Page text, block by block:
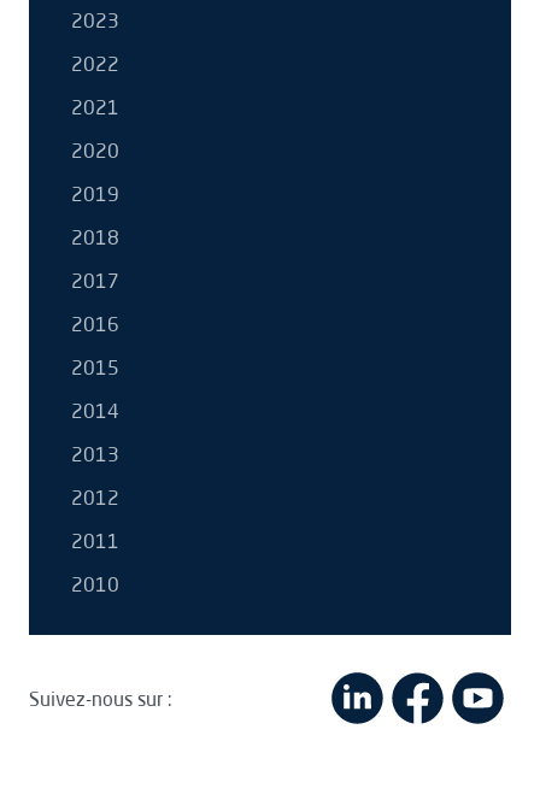
2023
2022
2021
2020
2019
2018
2017
2016
2015
2014
2013
2012
2011
2010
Suivez-nous sur :